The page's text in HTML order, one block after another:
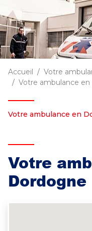
Accueil
Votre
Votre ambulance
Votre ambulance en
Votre
Dordogne